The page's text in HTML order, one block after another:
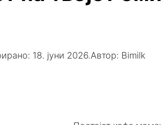
18. јуни 2026.Автор: Bimilk